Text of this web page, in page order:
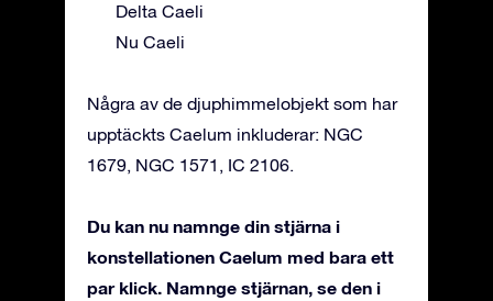
Delta Caeli
Nu Caeli
Några av de djuphimmelobjekt som har
upptäckts Caelum inkluderar: NGC
1679, NGC 1571, IC 2106.
Du kan nu namnge din stjärna i
konstellationen Caelum med bara ett
par klick. Namnge stjärnan, se den i